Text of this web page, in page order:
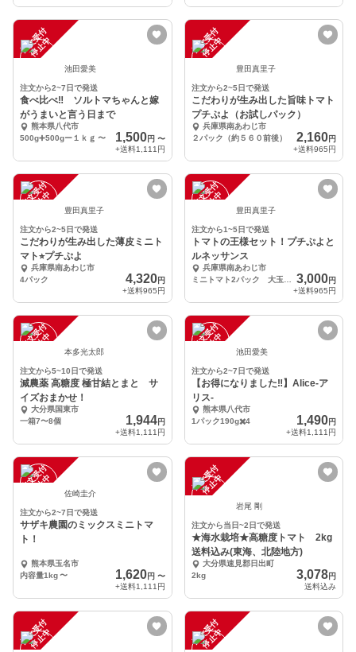
注
文
受
付
停
止
中
池田愛美
注文から2~7日で発送
食べ比べ‼︎ ソルトマちゃんと嫁
がうまいと言う日まで
熊本県八代市
500g➕500gー１ｋｇ 〜 1,500円 〜
+送料1,111円
注
文
受
付
停
止
中
豊田真里子
注文から2~5日で発送
こだわりが生み出した旨味トマト
プチぷよ（お試しパック）
兵庫県南あわじ市
２パック（約５６０前後）
2,160円
+送料965円
注
文
受
付
停
止
中 豊田真里子
注文から2~5日で発送
こだわりが生み出した薄皮ミニト
マト⭐︎プチぷよ
兵庫県南あわじ市
4パック
4,320円
+送料965円
注
文
受
付
停
止
中 豊田真里子
注文から1~5日で発送
トマトの王様セット！プチぷよと
ルネッサンス
兵庫県南あわじ市
3,000円
+送料965円
注
文
受
付
停
止
中 本多光太郎
注文から5~10日で発送
減農薬 高糖度 極甘結とまと サ
イズおまかせ！
大分県国東市
一箱7〜8個
1,944円
+送料1,111円
注
文
受
付
停
止
中 池田愛美
注文から2~7日で発送
【お得になりました‼︎】Alice-ア
リス-
熊本県八代市
1パック190g✖️4
1,490円
+送料1,111円
注
文
受
付
停
止
中 佐崎圭介
注文から2~7日で発送
サザキ農園のミックスミニトマ
ト！
熊本県玉名市
内容量1kg〜 1,620円 〜
+送料1,111円
注
文
受
付
停
止
中
岩尾 剛
注文から当日~2日で発送
★海水栽培★高糖度トマト 2kg
送料込み(東海、北陸地方)
大分県速見郡日出町
2kg
3,078円
送料込み
注
文
受
付
停
止
中 注
文
受
付
停
止
中